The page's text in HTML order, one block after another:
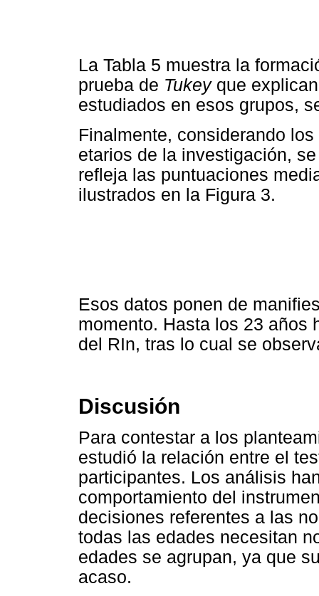
La Tabla 5 muestra la
prueba de Tukeyque
estudiados en esos grupos,
Finalmente, considerando
etarios de la investigación,
refleja las puntuaciones
ilustrados en la Figura 3.
Esos datos ponen de
momento. Hasta los 23 años
del RIn, tras lo cual se
Discusión
Para contestar a los
estudió la relación entre el
participantes. Los análisis
comportamiento del
decisiones referentes a las
todas las edades necesitan
edades se agrupan, ya que
acaso.